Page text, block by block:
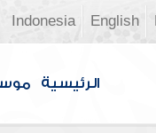
English
Indonesia
الرئيسية